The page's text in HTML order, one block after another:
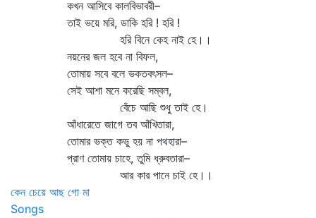
কখন আসিবে কালবিভাবরী–
তাই ভয়ে মরি, ডাকি হরি ! হরি !
হরি বিনে কেহ নাই হে।।
নয়নের জল হবে না বিফল,
তোমায় সবে বলে ভকতবৎসল–
সেই আশা মনে করেছি সম্বল,
বেঁচে আছি শুধু তাই হে।
আঁধারেতে জাগে তব আঁখিতারা,
তোমার ভক্ত কভু হয় না পথহারা–
প্রাণ তোমায় চাহে, তুমি ধ্রুবতারা–
আর কার পানে চাই হে।।
কেন চেয়ে আছ গো মা
Songs